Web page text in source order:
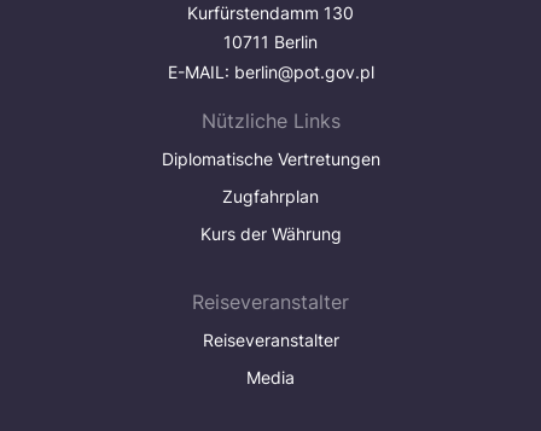
Kurfürstendamm 130
10711 Berlin
E-MAIL: berlin@pot.gov.pl
Nützliche Links
Diplomatische Vertretungen
Zugfahrplan
Kurs der Währung
Reiseveranstalter
Reiseveranstalter
Media